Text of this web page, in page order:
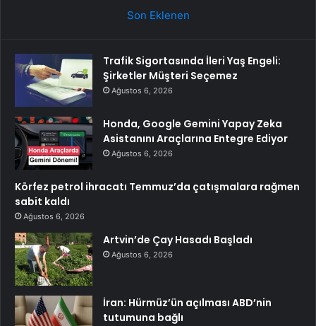
Son Eklenen
Trafik Sigortasında İleri Yaş Engeli:
Şirketler Müşteri Seçemez
Ağustos 6, 2026
Honda, Google Gemini Yapay Zeka
Asistanını Araçlarına Entegre Ediyor
Ağustos 6, 2026
Körfez petrol ihracatı Temmuz’da çatışmalara rağmen
sabit kaldı
Ağustos 6, 2026
Artvin’de Çay Hasadı Başladı
Ağustos 6, 2026
İran: Hürmüz’ün açılması ABD’nin
tutumuna bağlı